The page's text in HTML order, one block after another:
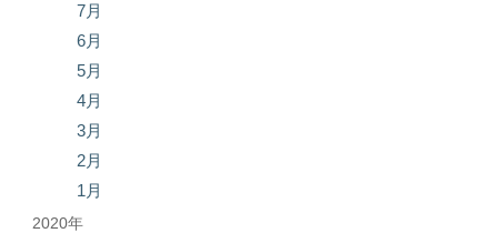
7月
6月
5月
4月
3月
2月
1月
2020年